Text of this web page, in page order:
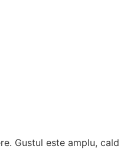
Gustul este amplu, cald